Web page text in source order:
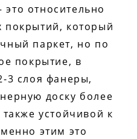
это относительно
который
паркет, но по
покрытие, в
3 слоя фанеры,
доску более
устойчивой к
этим это